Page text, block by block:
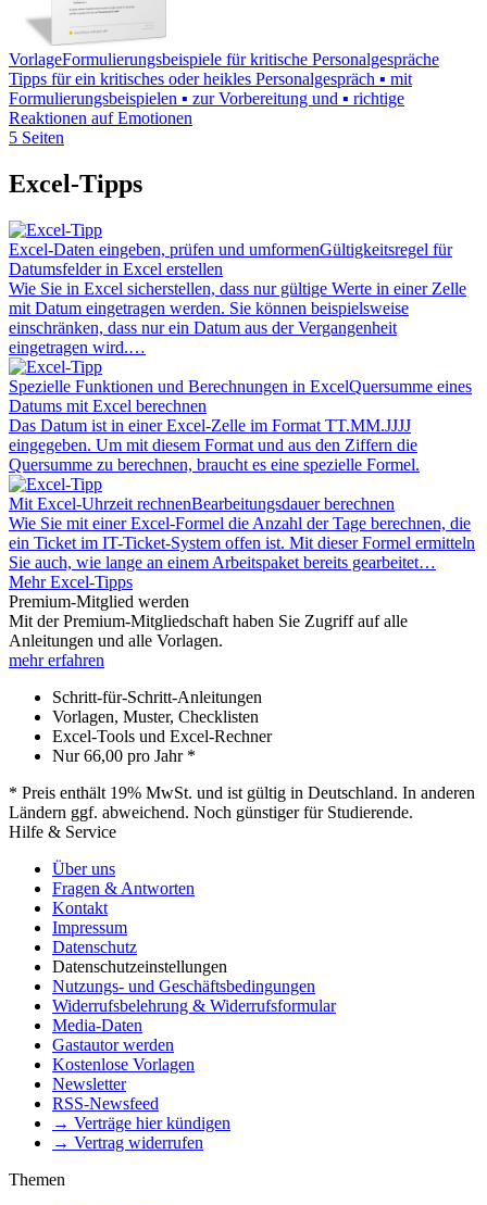
VorlageFormulierungsbeispiele für kritische Personalgespräche
Tipps für ein kritisches oder heikles Personalgespräch ▪ mit
Formulierungsbeispielen ▪ zur Vorbereitung und ▪ richtige
Reaktionen auf Emotionen
5 Seiten
Excel-Tipps
Excel-Daten eingeben, prüfen und umformenGültigkeitsregel für
Datumsfelder in Excel erstellen
Wie Sie in Excel sicherstellen, dass nur gültige Werte in einer Zelle
mit Datum eingetragen werden. Sie können beispielsweise
einschränken, dass nur ein Datum aus der Vergangenheit
eingetragen wird.…
Spezielle Funktionen und Berechnungen in ExcelQuersumme eines
Datums mit Excel berechnen
Das Datum ist in einer Excel-Zelle im Format TT.MM.JJJJ
eingegeben. Um mit diesem Format und aus den Ziffern die
Quersumme zu berechnen, braucht es eine spezielle Formel.
Mit Excel-Uhrzeit rechnenBearbeitungsdauer berechnen
Wie Sie mit einer Excel-Formel die Anzahl der Tage berechnen, die
ein Ticket im IT-Ticket-System offen ist. Mit dieser Formel ermitteln
Sie auch, wie lange an einem Arbeitspaket bereits gearbeitet…
Mehr Excel-Tipps
Premium-Mitglied werden
Mit der Premium-Mitgliedschaft haben Sie Zugriff auf alle
Anleitungen und alle Vorlagen.
mehr erfahren
Schritt-für-Schritt-Anleitungen
Vorlagen, Muster, Checklisten
Excel-Tools und Excel-Rechner
Nur66,00 pro Jahr *
* Preis enthält 19% MwSt. und ist gültig in Deutschland. In anderen
Ländern ggf. abweichend. Noch günstiger für Studierende.
Hilfe & Service
Über uns
Fragen & Antworten
Kontakt
Impressum
Datenschutz
Datenschutzeinstellungen
Nutzungs- und Geschäftsbedingungen
Widerrufsbelehrung & Widerrufsformular
Media-Daten
Gastautor werden
Kostenlose Vorlagen
Newsletter
RSS-Newsfeed
→ Verträge hier kündigen
→ Vertrag widerrufen
Themen